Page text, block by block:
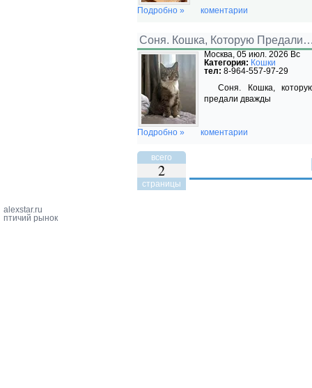
Подробно » коментарии
Соня. Кошка, Которую
Москва, 05 июл. 2026 Вс
Категория: Кошки
тел: 8-964-557-97-29
Соня. Кошка,
предали дважды
Подробно » коментарии
всего
2
страницы
alexstar.ru
птичий рынок